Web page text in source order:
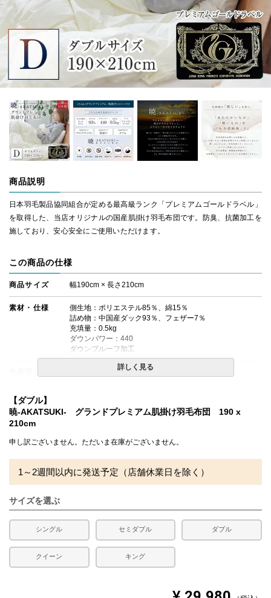
商品説明
日本羽毛製品協同組合が定める最高級ランク「プレミアムゴールドラベル」
を取得した、当店オリジナルの国産肌掛け羽毛布団です。防臭、抗菌加工を
施しており、安心安全にご使用いただけます。
この商品の仕様
商品サイズ 幅190cm × 長さ210cm
素材・仕様
側生地：ポリエステル85％、綿15％
詰め物：中国産ダック93％、フェザー7％
充填量：0.5kg
ダウンパワー：440
ダウンプルーフ加工
送料
備考
・配送日指定OK！
発生する場合がございます。また発送予定も変更になる場
合があります。
※できる限り実際の色を再現するよう心がけております
が、閲覧環境により誤差がでる場合がございますのでご了
承ください。
す。
詳しく見る
【ダブル】
暁-AKATSUKI- グランドプレミアム肌掛け羽毛布団 190 x
210cm
申し訳ございません。ただいま在庫がございません。
1～2週間以内に発送予定（店舗休業日を除く）
サイズを選ぶ
シングル セミダブル ダブル
クイーン キング